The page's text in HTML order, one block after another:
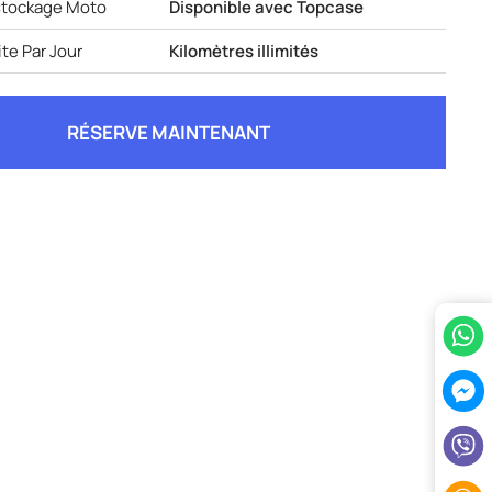
Moto
Disponible avec Topcase
Par Jour
Kilomètres illimités
RÉSERVE MAINTENANT